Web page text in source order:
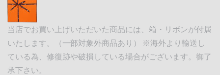
当店でお買い上げいただいた商品には、箱・リボンが付属
いたします。（一部対象外商品あり） ※海外より輸送し
ている為、修復跡や破損している場合がございます。御了
承下さい。